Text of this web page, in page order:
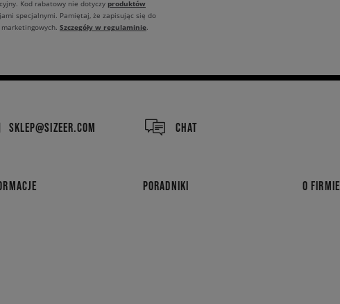
Kod rabatowy nie dotyczy produktów
specjalnymi. Pamiętaj, że zapisując się do
Szczegóły w regulaminie.
SKLEP@SIZEER.COM CHAT
PORADNIKI O FIRMIE